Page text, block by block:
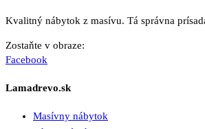
Kvalitný nábytok z masívu. Tá správna
Zostaňte v obraze:
Facebook
Lamadrevo.sk
Masívny nábytok